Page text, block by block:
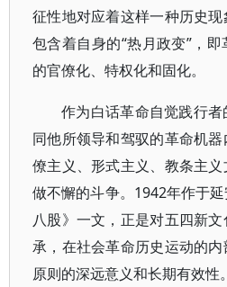
征性地对应着这样一种历史
包含着自身的“热月政变”，
的官僚化、特权化和固化。
作为白话革命自觉践行
同他所领导和驾驭的革命机
僚主义、形式主义、教条主
做不懈的斗争。1942年作于
八股》一文，正是对五四新
承，在社会革命历史运动的
原则的深远意义和长期有效性。